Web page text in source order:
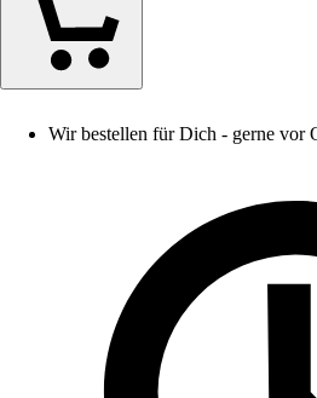
Wir bestellen für Dich - gerne vor